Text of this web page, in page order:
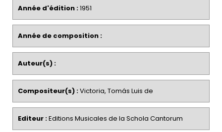
Année d'édition :1951
Année de composition :
Auteur(s) :
Compositeur(s) :Victoria, Tomás Luis de
Editeur :Editions Musicales de la Schola Cantorum